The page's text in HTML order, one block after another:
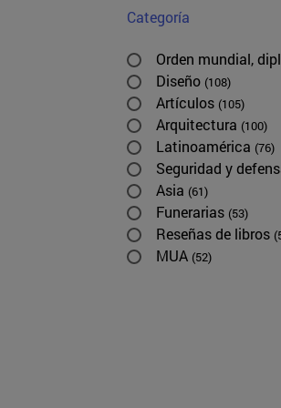
Categoría
Orden mundial,
Diseño (108)
Artículos (105)
Arquitectura (100)
Latinoamérica (76)
Seguridad y
Asia (61)
Funerarias (53)
Reseñas de libros
MUA (52)